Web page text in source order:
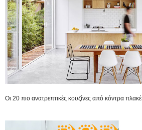
Οι 20 πιο ανατρεπτικές κουζίνες από κόντρα πλακέ